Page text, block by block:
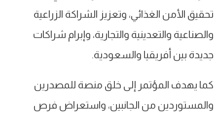
تحقيق الأمن الغذائي، وتعزيز الشراكة الزراعية
والصناعية والتعدينية والتجارية، وإبرام شراكات
جديدة بين أفريقيا والسعودية.
كما يهدف المؤتمر إلى خلق منصة للمصدرين
والمستوردين من الجانبين، واستعراض فرص